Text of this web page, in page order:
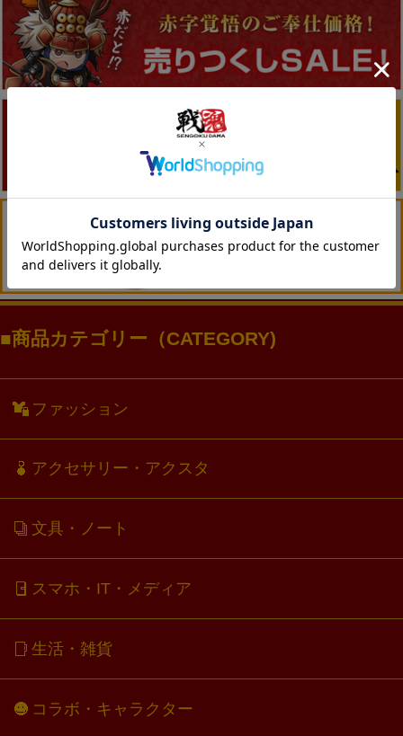
商品カテゴリー（CATEGORY)
ファッション
アクセサリー・アクスタ
文具・ノート
スマホ・IT・メディア
生活・雑貨
コラボ・キャラクター